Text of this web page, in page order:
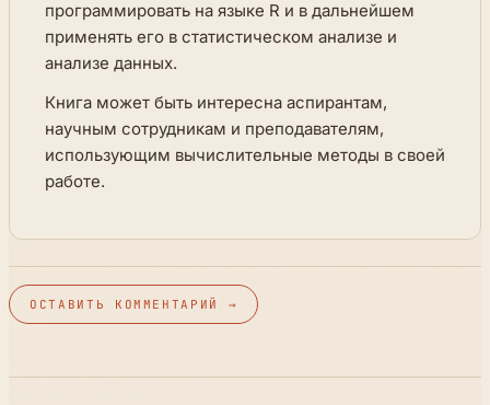
программировать на языке R и в дальнейшем
применять его в статистическом анализе и
анализе данных.
Книга может быть интересна аспирантам,
научным сотрудникам и преподавателям,
использующим вычислительные методы в своей
работе.
ОСТАВИТЬ КОММЕНТАРИЙ →